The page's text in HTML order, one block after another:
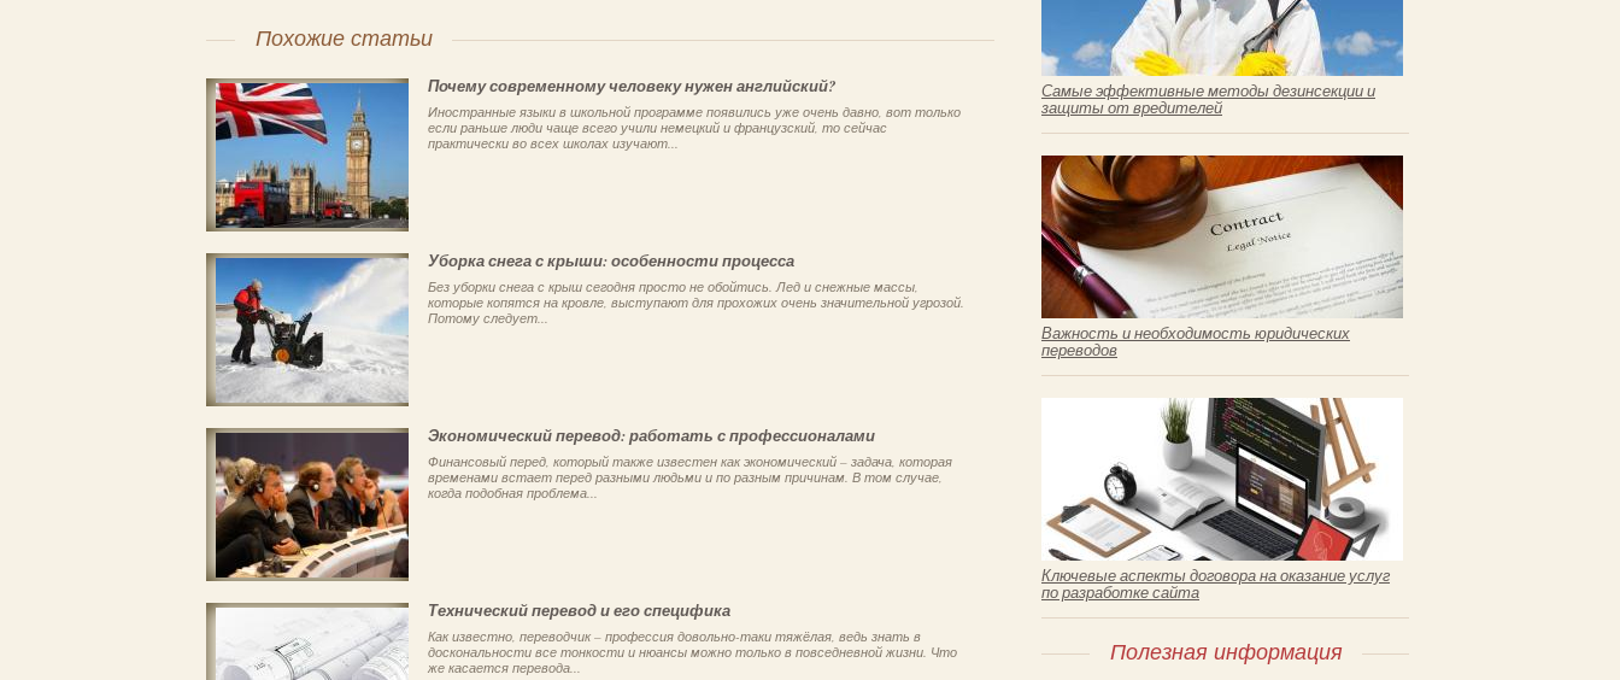
Самые эффективные методы дезинсекции и
защиты от вредителей
Важность и необходимость юридических
переводов
Ключевые аспекты договора на оказание услуг
по разработке сайта
Полезная информация
Похожие статьи
Почему современному человеку нужен английский?
Иностранные языки в школьной программе появились уже очень давно, вот только
если раньше люди чаще всего учили немецкий и французский, то сейчас
практически во всех школах изучают...
Уборка снега с крыши: особенности процесса
Без уборки снега с крыш сегодня просто не обойтись. Лед и снежные массы,
которые копятся на кровле, выступают для прохожих очень значительной угрозой.
Потому следует...
Экономический перевод: работать с профессионалами
Финансовый перед, который также известен как экономический – задача, которая
временами встает перед разными людьми и по разным причинам. В том случае,
когда подобная проблема...
Технический перевод и его специфика
Как известно, переводчик – профессия довольно-таки тяжёлая, ведь знать в
доскональности все тонкости и нюансы можно только в повседневной жизни. Что
же касается перевода...